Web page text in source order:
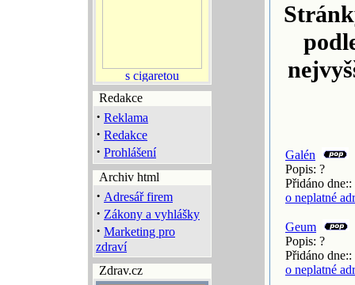
Redakce
· Reklama
· Redakce
· Prohlášení
Archiv html
· Adresář firem
· Zákony a vyhlášky
· Marketing pro
zdraví
Zdrav.cz
Galén
Popis: ?
Přidáno
o neplatné
Geum
Popis: ?
Přidáno
o neplatné